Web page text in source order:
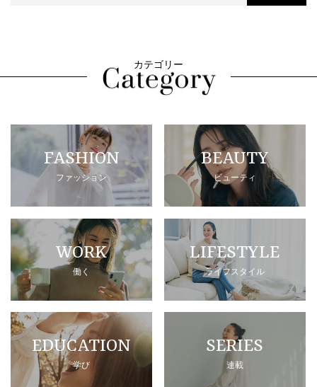
カテゴリー
FASHION
ファッション
BEAUTY
ビューティ
WORK
働く
LIFESTYLE
ライフスタイル
EDUCATION
学び
SERIES
連載